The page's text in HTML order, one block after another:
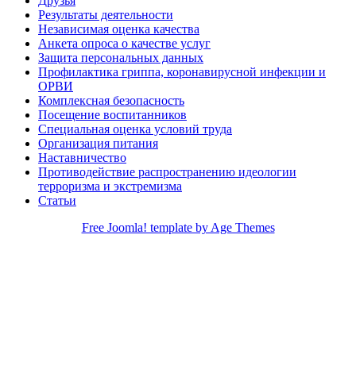
Результаты деятельности
Независимая оценка качества
Анкета опроса о качестве услуг
Защита персональных данных
Профилактика гриппа, коронавирусной инфекции и
ОРВИ
Комплексная безопасность
Посещение воспитанников
Специальная оценка условий труда
Организация питания
Наставничество
Противодействие распространению идеологии
терроризма и экстремизма
Статьи
Free Joomla! template by Age Themes